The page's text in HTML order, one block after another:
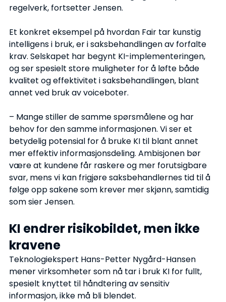
regelverk, fortsetter Jensen.
Et konkret eksempel på hvordan Fair tar kunstig
intelligens i bruk, er i saksbehandlingen av forfalte
krav. Selskapet har begynt KI-implementeringen,
og ser spesielt store muligheter for å løfte både
kvalitet og effektivitet i saksbehandlingen, blant
annet ved bruk av voiceboter.
– Mange stiller de samme spørsmålene og har
behov for den samme informasjonen. Vi ser et
betydelig potensial for å bruke KI til blant annet
mer effektiv informasjonsdeling. Ambisjonen bør
være at kundene får raskere og mer forutsigbare
svar, mens vi kan frigjøre saksbehandlernes tid til å
følge opp sakene som krever mer skjønn, samtidig
som sier Jensen.
KI endrer risikobildet, men ikke
kravene
Teknologiekspert Hans-Petter Nygård-Hansen
mener virksomheter som nå tar i bruk KI for fullt,
spesielt knyttet til håndtering av sensitiv
informasjon, ikke må bli blendet.